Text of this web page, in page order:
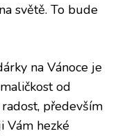
světě. To bude
na Vánoce je
od
především
Vám hezké